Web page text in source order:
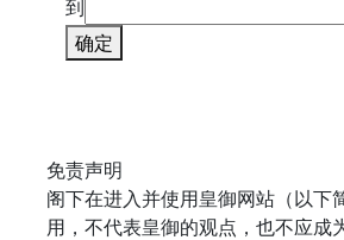
到
确定
免责声明
阁下在进入并使用皇御网站（以下
用，不代表皇御的观点，也不应成